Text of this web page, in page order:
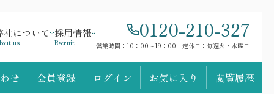
社について
us
採用情報
Recruit
0120-210-327
営業時間：10：00～19：00 定休日：毎週火・水曜日
せ 会員登録 ログイン お気に入り 閲覧履歴